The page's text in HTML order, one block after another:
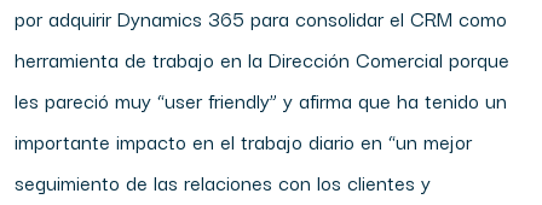
por adquirir Dynamics 365 para consolidar el CRM como
herramienta de trabajo en la Dirección Comercial porque
les pareció muy “user friendly” y afirma que ha tenido un
importante impacto en el trabajo diario en “un mejor
seguimiento de las relaciones con los clientes y